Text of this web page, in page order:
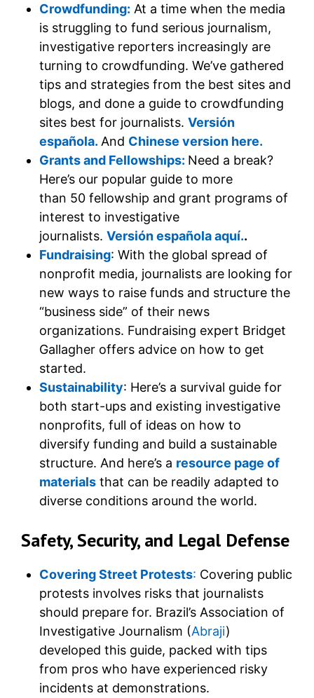
Crowdfunding: At a time when the media
is struggling to fund serious journalism,
investigative reporters increasingly are
turning to crowdfunding. We’ve gathered
tips and strategies from the best sites and
blogs, and done a guide to crowdfunding
sites best for journalists. Versión
española. And Chinese version here.
Grants and Fellowships: Need a break?
Here’s our popular guide to more
than 50 fellowship and grant programs of
interest to investigative
journalists. Versión española aquí..
Fundraising: With the global spread of
nonprofit media, journalists are looking for
new ways to raise funds and structure the
“business side” of their news
organizations. Fundraising expert Bridget
Gallagher offers advice on how to get
started.
Sustainability: Here’s a survival guide for
both start-ups and existing investigative
nonprofits, full of ideas on how to
diversify funding and build a sustainable
structure. And here’s a resource page of
materials that can be readily adapted to
diverse conditions around the world.
Safety, Security, and Legal Defense
Covering Street Protests: Covering public
protests involves risks that journalists
should prepare for. Brazil’s Association of
Investigative Journalism (Abraji)
developed this guide, packed with tips
from pros who have experienced risky
incidents at demonstrations.